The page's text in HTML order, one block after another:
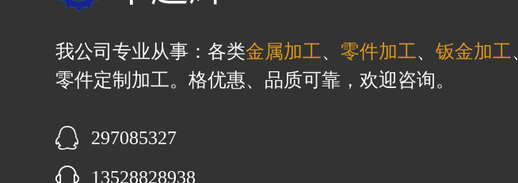
我公司专业从事：各类金属加工、 零件加工、 钣金加工
零件定制加工。格优惠、品质可靠，欢迎咨询。
297085327
13528828938